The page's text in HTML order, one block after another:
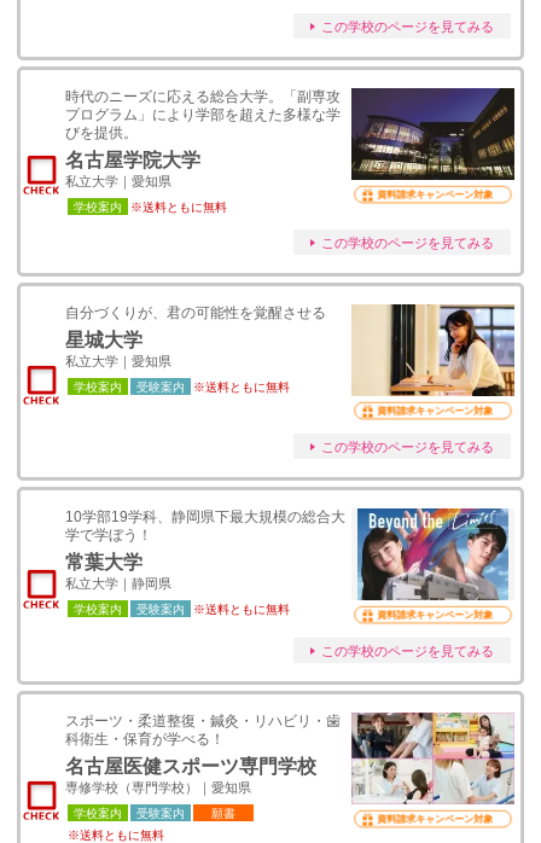
この学校のページを見てみる
時代のニーズに応える総合大学。「副専攻
プログラム」により学部を超えた多様な学
びを提供。
名古屋学院大学
私立大学｜愛知県
学校案内 ※送料ともに無料
資料請求キャンペーン対象
この学校のページを見てみる
自分づくりが、君の可能性を覚醒させる
星城大学
私立大学｜愛知県
学校案内 受験案内 ※送料ともに無料
資料請求キャンペーン対象
この学校のページを見てみる
10学部19学科、静岡県下最大規模の総合大
学で学ぼう！
常葉大学
私立大学｜静岡県
学校案内 受験案内 ※送料ともに無料 資料請求キャンペーン対象
この学校のページを見てみる
スポーツ・柔道整復・鍼灸・リハビリ・歯
科衛生・保育が学べる！
名古屋医健スポーツ専門学校
専修学校（専門学校）｜愛知県
学校案内 受験案内
願書
※送料ともに無料
資料請求キャンペーン対象